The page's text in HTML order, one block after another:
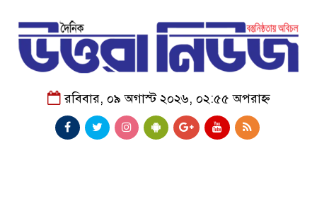
রবিবার, ০৯ অগাস্ট ২০২৬, ০২:৫৫ অপরাহ্ন